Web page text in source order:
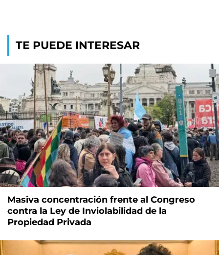
TE PUEDE INTERESAR
Masiva concentración frente al Congreso
contra la Ley de Inviolabilidad de la
Propiedad Privada